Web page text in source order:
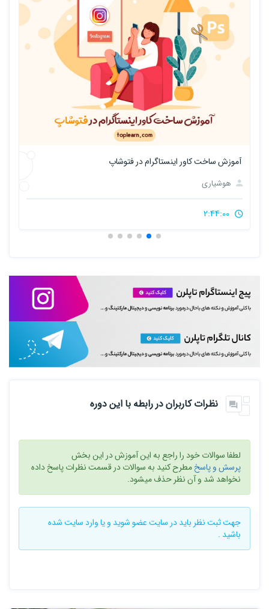
آموزش ساخت کاور اینستاگرام در فتوشاپ
هوشیاری
نظرات کاربران در رابطه با این دوره
لطفا سوالات خود را راجع به این آموزش در این بخش
پرسش و پاسخمطرح کنید به سوالات در قسمت نظرات پاسخ داده
نخواهد شد و آن نظر حذف میشود.
جهت ثبت نظر باید در سایتعضو شوید و یاوارد سایتشده
باشید .